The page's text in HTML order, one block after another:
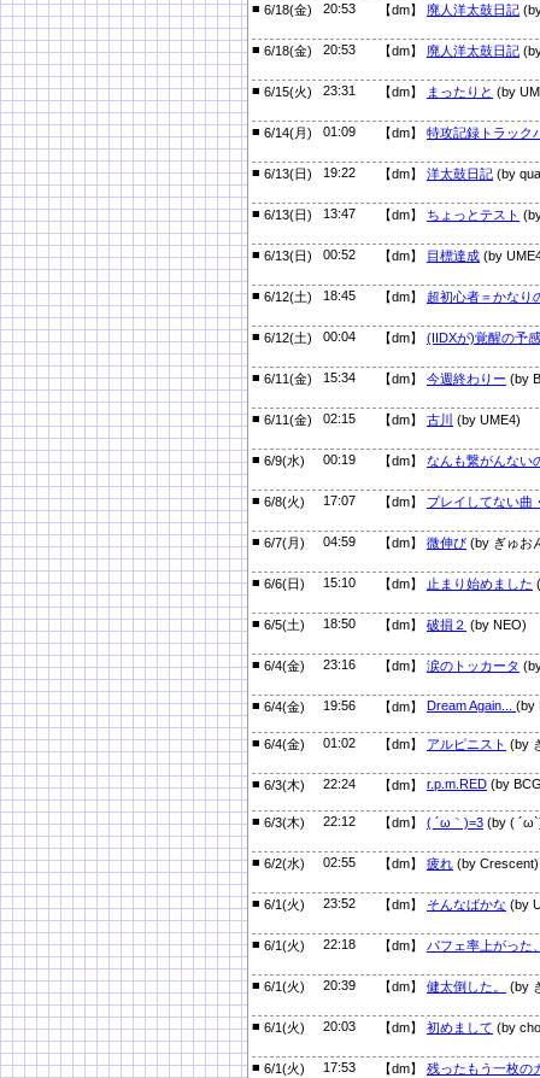
■ 6/18(金) 20:53 【dm】 廃人洋太鼓日記
■ 6/18(金) 20:53 【dm】 廃人洋太鼓日記
■ 6/15(火) 23:31 【dm】 まったりと (by
■ 6/14(月) 01:09 【dm】 特攻記録トラック
■ 6/13(日) 19:22 【dm】 洋太鼓日記 (by
■ 6/13(日) 13:47 【dm】 ちょっとテスト
■ 6/13(日) 00:52 【dm】 目標達成 (by
■ 6/12(土) 18:45 【dm】 超初心者＝かなり
■ 6/12(土) 00:04 【dm】 (IIDXが)覚醒の予感
■ 6/11(金) 15:34 【dm】 今週終わりー (by
■ 6/11(金) 02:15 【dm】 古川 (by UME4)
■ 6/9(水) 00:19 【dm】 なんも繋がんない
■ 6/8(火) 17:07 【dm】 プレイしてない曲
■ 6/7(月) 04:59 【dm】 微伸び (by ぎゅお
■ 6/6(日) 15:10 【dm】 止まり始めました
■ 6/5(土) 18:50 【dm】 破損２ (by NEO)
■ 6/4(金) 23:16 【dm】 涙のトッカータ
■ 6/4(金) 19:56 【dm】 Dream Again... (by
■ 6/4(金) 01:02 【dm】 アルピニスト (by
■ 6/3(木) 22:24 【dm】 r.p.m.RED (by
■ 6/3(木) 22:12 【dm】 ( ´ω｀)=3 (by (
■ 6/2(水) 02:55 【dm】 疲れ (by Crescent)
■ 6/1(火) 23:52 【dm】 そんなばかな (by
■ 6/1(火) 22:18 【dm】 パフェ率上がった
■ 6/1(火) 20:39 【dm】 健太倒した。 (by
■ 6/1(火) 20:03 【dm】 初めまして (by
■ 6/1(火) 17:53 【dm】 残ったもう一枚の